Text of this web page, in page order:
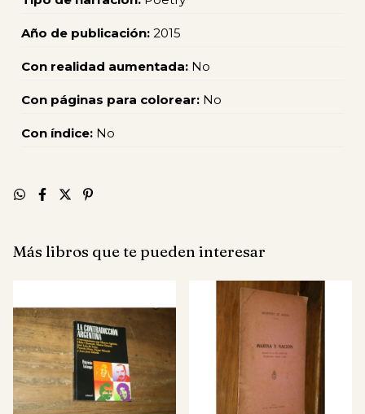
Año de publicación: 2015
Con realidad aumentada: No
Con páginas para colorear: No
Con índice: No
Más libros que te pueden interesar